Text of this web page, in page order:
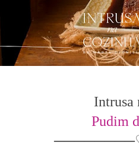
Intrusa
Pudim